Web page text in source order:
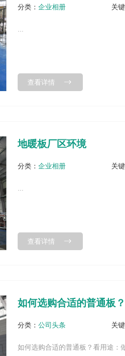
分类：企业相册 关
...
查看详情
地暖板厂区环境
分类：企业相册 关
...
查看详情
如何选购合适的普通板？
分类：公司头条 关
如何选购合适的普通板？看用途：